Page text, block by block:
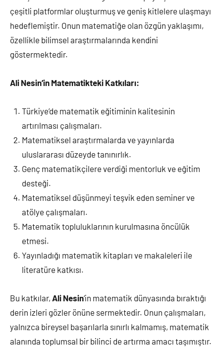
çeşitli platformlar oluşturmuş ve geniş kitlelere ulaşmayı
hedeflemiştir. Onun matematiğe olan özgün yaklaşımı,
özellikle bilimsel araştırmalarında kendini
göstermektedir.
Ali Nesin’in Matematikteki Katkıları:
Türkiye’de matematik eğitiminin kalitesinin
artırılması çalışmaları.
Matematiksel araştırmalarda ve yayınlarda
uluslararası düzeyde tanınırlık.
Genç matematikçilere verdiği mentorluk ve eğitim
desteği.
Matematiksel düşünmeyi teşvik eden seminer ve
atölye çalışmaları.
Matematik topluluklarının kurulmasına öncülük
etmesi.
Yayınladığı matematik kitapları ve makaleleri ile
literatüre katkısı.
Bu katkılar, Ali Nesin‘in matematik dünyasında bıraktığı
derin izleri gözler önüne sermektedir. Onun çalışmaları,
yalnızca bireysel başarılarla sınırlı kalmamış, matematik
alanında toplumsal bir bilinci de artırma amacı taşımıştır.